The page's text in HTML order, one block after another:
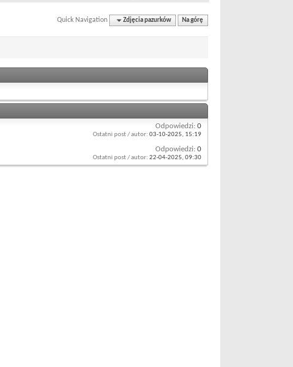
Quick Navigation Zdjęcia pazurków Na górę
Odpowiedzi: 0
Ostatni post / autor: 03-10-2025, 15:19
Odpowiedzi: 0
Ostatni post / autor: 22-04-2025, 09:30